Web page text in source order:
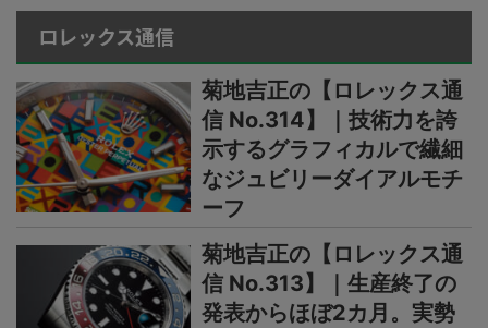
ロレックス通信
菊地吉正の【ロレックス通
信 No.314】｜技術力を誇
示するグラフィカルで繊細
なジュビリーダイアルモチ
ーフ
菊地吉正の【ロレックス通
信 No.313】｜生産終了の
発表からほぼ2カ月。実勢